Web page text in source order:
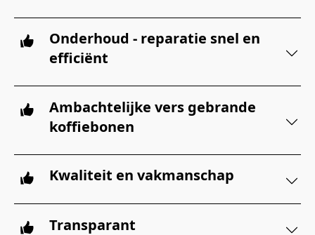
Onderhoud - reparatie snel en
efficiënt
Ambachtelijke vers gebrande
koffiebonen
Kwaliteit en vakmanschap
Transparant